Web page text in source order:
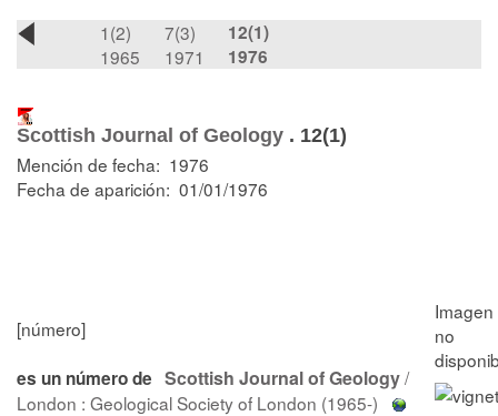
1(2)
1965
7(3)
1971
12(1)
1976
Scottish Journal of Geology . 12(1)
Mención de fecha: 1976
Fecha de aparición: 01/01/1976
[número]
es un número de Scottish Journal of Geology/
London : Geological Society of London (1965-)